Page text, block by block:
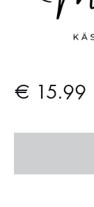
€ 15.99